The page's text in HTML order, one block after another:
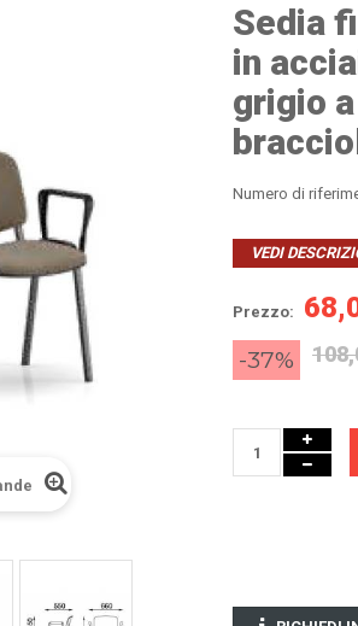
Sedia
in
grigio
Numero di
VEDI
Prezzo:
-37%